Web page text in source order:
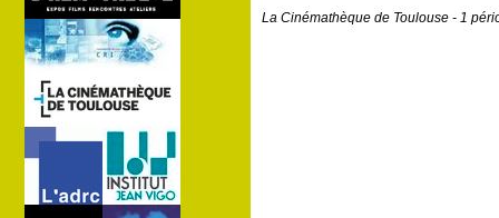
La Cinémathèque de Toulouse - 1